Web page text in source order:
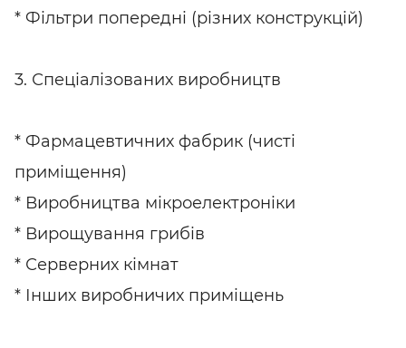
* Фільтри попередні (різних конструкцій)
3. Спеціалізованих виробництв
* Фармацевтичних фабрик (чисті
приміщення)
* Виробництва мікроелектроніки
* Вирощування грибів
* Серверних кімнат
* Інших виробничих приміщень